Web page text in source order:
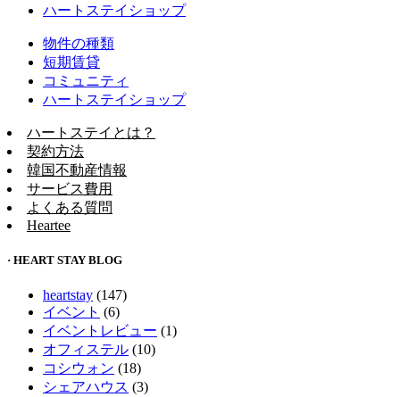
ハートステイショップ
物件の種類
短期賃貸
コミュニティ
ハートステイショップ
ハートステイとは？
契約方法
韓国不動産情報
サービス費用
よくある質問
Heartee
· HEART STAY BLOG
heartstay (147)
イベント (6)
イベントレビュー (1)
オフィステル (10)
コシウォン (18)
シェアハウス (3)